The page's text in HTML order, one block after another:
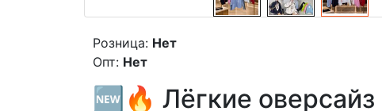
Розница: Нет
Опт: Нет
🆕🔥 Лёгкие